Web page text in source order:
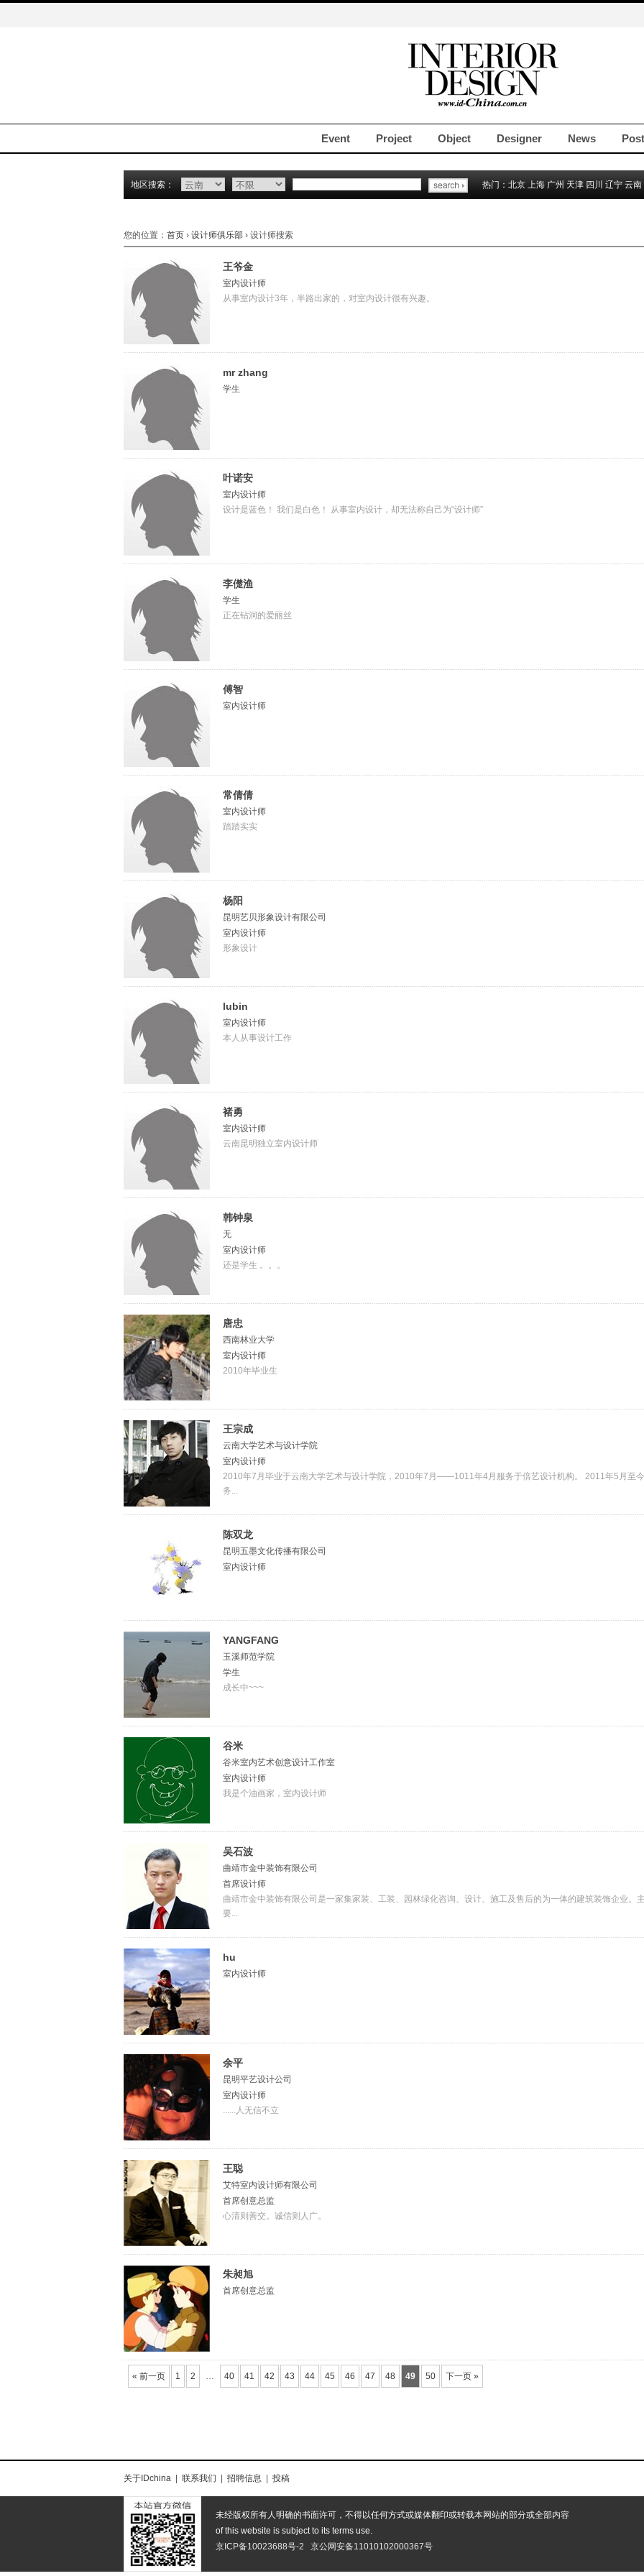
Event Project Object Designer News Post
地区搜索： 热门： 北京 上海 广州 天津 四川 辽宁 云南
您的位置： 首页 › 设计师俱乐部 › 设计师搜索
王爷金
室内设计师
从事室内设计3年，半路出家的，对室内设计很有兴趣。
mr zhang
学生
叶诺安
室内设计师
设计是蓝色！ 我们是白色！ 从事室内设计，却无法称自己为“设计师”
李儊渔
学生
正在钻洞的爱丽丝
傅智
室内设计师
常倩倩
室内设计师
踏踏实实
杨阳
昆明艺贝形象设计有限公司
室内设计师
形象设计
lubin
室内设计师
本人从事设计工作
褚勇
室内设计师
云南昆明独立室内设计师
韩钟泉
无
室内设计师
还是学生 。。。
唐忠
西南林业大学
室内设计师
2010年毕业生
王宗成
云南大学艺术与设计学院
室内设计师
2010年7月毕业于云南大学艺术与设计学院，2010年7月——1011年4月服务于倍艺设计机构。 2011年5月至
务...
陈双龙
昆明五墨文化传播有限公司
室内设计师
YANGFANG
玉溪师范学院
学生
成长中~~~
谷米
谷米室内艺术创意设计工作室
室内设计师
我是个油画家，室内设计师
吴石波
曲靖市金中装饰有限公司
首席设计师
曲靖市金中装饰有限公司是一家集家装、工装、园林绿化咨询、设计、施工及售后的为一体的建筑装饰企业。
要...
hu
室内设计师
余平
昆明平艺设计公司
室内设计师
......人无信不立
王聪
艾特室内设计师有限公司
首席创意总监
心清则善交。诚信则人广。
朱昶旭
首席创意总监
« 前一页 1 2 … 40 41 42 43 44 45 46 47 48 49 50 下一页 »
关于IDchina 联系我们 招聘信息 投稿
未经版权所有人明确的书面许可，不得以任何方式或媒体翻印或转载本网站的部分或全部内容
of this website is subject to its terms use.
京ICP备10023688号-2
京公网安备11010102000367号